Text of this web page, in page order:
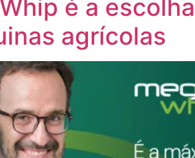
é a
agrícolas